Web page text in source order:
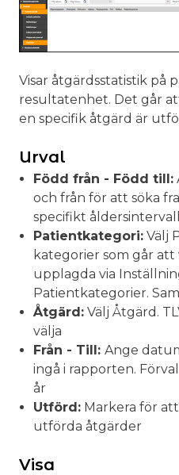
Visar åtgärdsstatistik på
resultatenhet. Det går
en specifik åtgärd är
Urval
Född från - Född till:
och från för att söka
specifikt åldersintervall
Patientkategori: Välj
kategorier som går att
upplagda via
Patientkategorier.
Åtgärd: Välj Åtgärd.
välja
Från - Till: Ange
ingå i rapporten.
år
Utförd: Markera för
utförda åtgärder
Visa